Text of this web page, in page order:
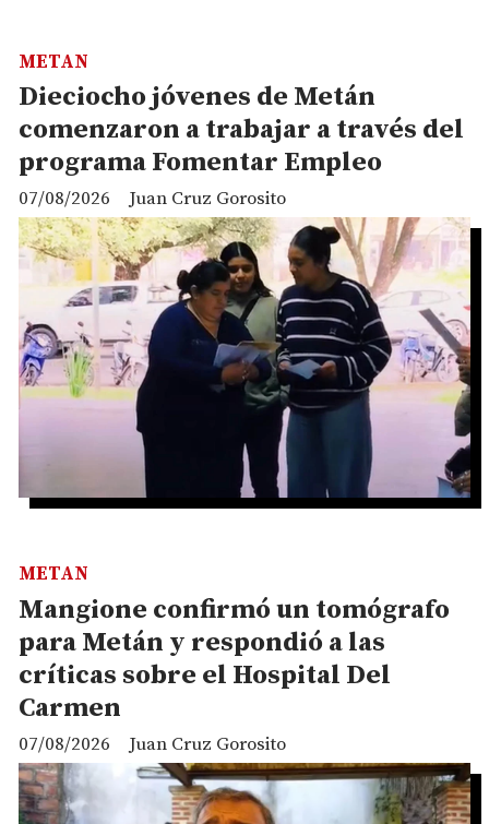
Dieciocho jóvenes de Metán
comenzaron a trabajar a través del
programa Fomentar Empleo
Juan Cruz Gorosito
METAN
07/08/2026
Mangione confirmó un tomógrafo
para Metán y respondió a las
críticas sobre el Hospital Del
Carmen
Juan Cruz Gorosito
METAN
07/08/2026